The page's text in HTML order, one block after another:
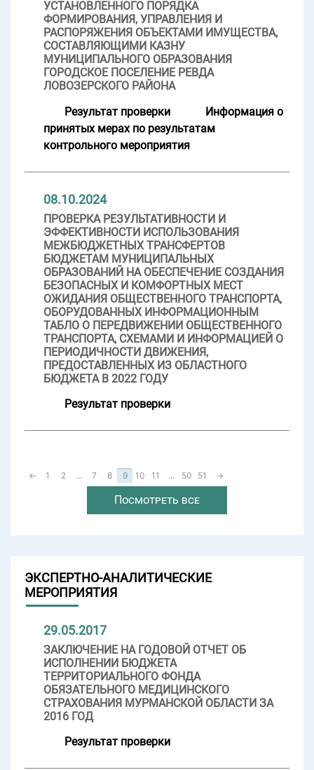
УСТАНОВЛЕННОГО ПОРЯДКА
ФОРМИРОВАНИЯ, УПРАВЛЕНИЯ И
РАСПОРЯЖЕНИЯ ОБЪЕКТАМИ ИМУЩЕСТВА,
СОСТАВЛЯЮЩИМИ КАЗНУ
МУНИЦИПАЛЬНОГО ОБРАЗОВАНИЯ
ГОРОДСКОЕ ПОСЕЛЕНИЕ РЕВДА
ЛОВОЗЕРСКОГО РАЙОНА
Результат проверки
Информация о
принятых мерах по результатам
контрольного мероприятия
08.10.2024
ПРОВЕРКА РЕЗУЛЬТАТИВНОСТИ И
ЭФФЕКТИВНОСТИ ИСПОЛЬЗОВАНИЯ
МЕЖБЮДЖЕТНЫХ ТРАНСФЕРТОВ
БЮДЖЕТАМ МУНИЦИПАЛЬНЫХ
ОБРАЗОВАНИЙ НА ОБЕСПЕЧЕНИЕ СОЗДАНИЯ
БЕЗОПАСНЫХ И КОМФОРТНЫХ МЕСТ
ОЖИДАНИЯ ОБЩЕСТВЕННОГО ТРАНСПОРТА,
ОБОРУДОВАННЫХ ИНФОРМАЦИОННЫМ
ТАБЛО О ПЕРЕДВИЖЕНИИ ОБЩЕСТВЕННОГО
ТРАНСПОРТА, СХЕМАМИ И ИНФОРМАЦИЕЙ О
ПЕРИОДИЧНОСТИ ДВИЖЕНИЯ,
ПРЕДОСТАВЛЕННЫХ ИЗ ОБЛАСТНОГО
БЮДЖЕТА В 2022 ГОДУ
Результат проверки
← 1 2 ... 7 8 9 10 11 ... 50 51 →
Посмотреть все
ЭКСПЕРТНО-АНАЛИТИЧЕСКИЕ
МЕРОПРИЯТИЯ
29.05.2017
ЗАКЛЮЧЕНИЕ НА ГОДОВОЙ ОТЧЕТ ОБ
ИСПОЛНЕНИИ БЮДЖЕТА
ТЕРРИТОРИАЛЬНОГО ФОНДА
ОБЯЗАТЕЛЬНОГО МЕДИЦИНСКОГО
СТРАХОВАНИЯ МУРМАНСКОЙ ОБЛАСТИ ЗА
2016 ГОД
Результат проверки